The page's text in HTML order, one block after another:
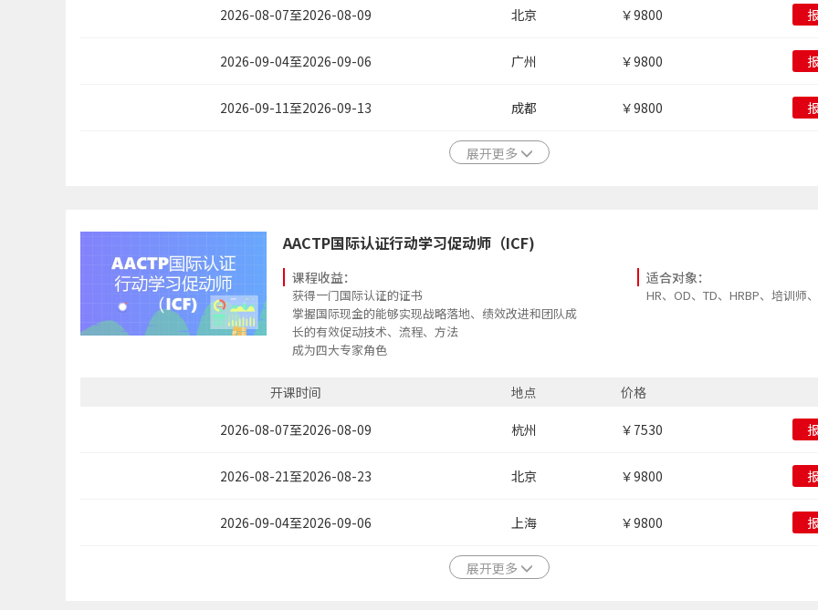
2026-08-07至2026-08-09 北京 ￥9800
2026-09-04至2026-09-06 广州 ￥9800
2026-09-11至2026-09-13 成都 ￥9800
展开更多
AACTP国际认证行动学习促动师（ICF)
课程收益：
获得一门国际认证的证书
掌握国际现金的能够实现战略落地、绩效改进和团队成
长的有效促动技术、流程、方法
成为四大专家角色
适合对象：
HR、OD、TD、HRBP、培训师、
开课时间 地点 价格
2026-08-07至2026-08-09 杭州 ￥7530
2026-08-21至2026-08-23 北京 ￥9800
2026-09-04至2026-09-06 上海 ￥9800
展开更多